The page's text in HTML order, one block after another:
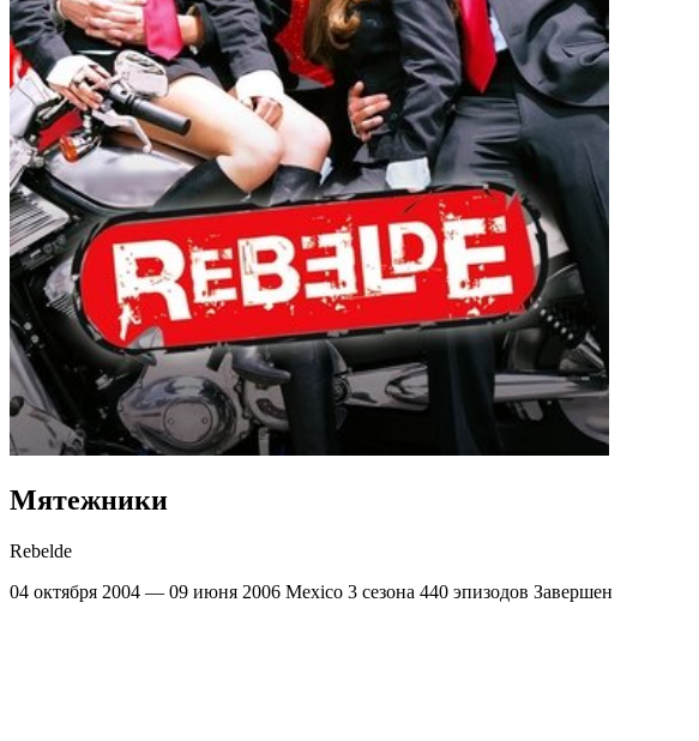
Мятежники
Rebelde
04 октября 2004 — 09 июня 2006 Mexico 3 сезона 440 эпизодов Завершен